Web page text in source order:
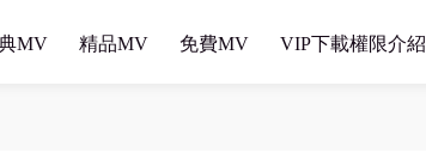
MV 精品MV 免費MV VIP下載權限介紹